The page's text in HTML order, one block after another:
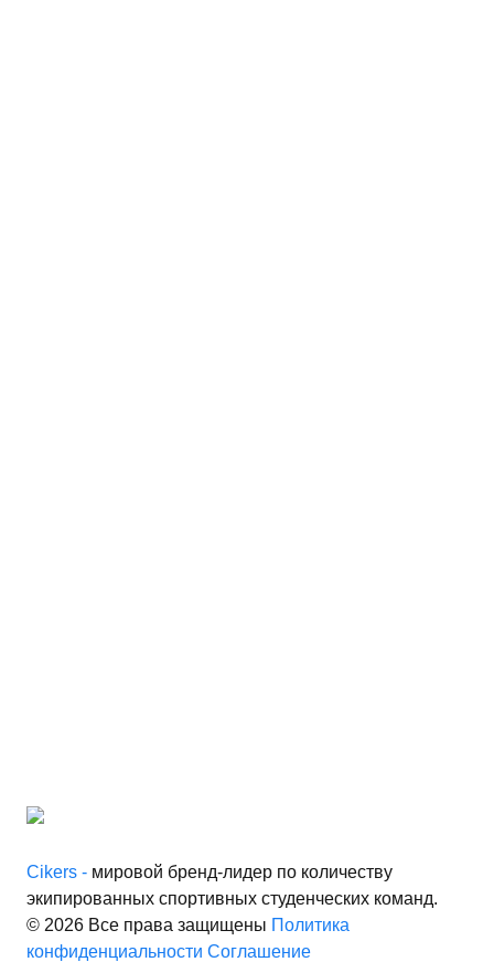
Cikers - мировой бренд-лидер по количеству
экипированных спортивных студенческих команд.
© 2026 Все права защищены Политика
конфиденциальности Соглашение